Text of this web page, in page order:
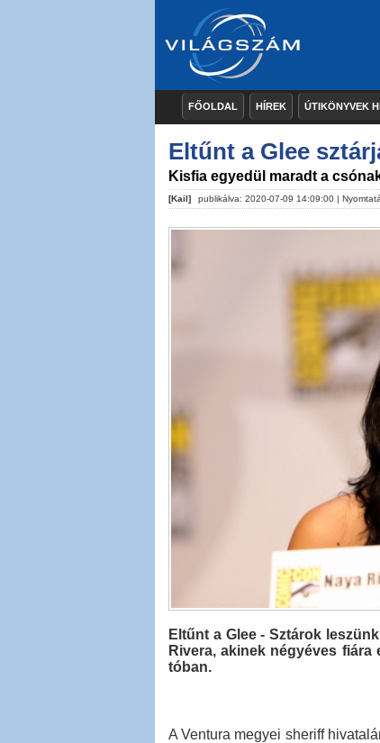
FŐOLDAL HÍREK ÚTIKÖNYVEK
Eltűnt a Glee
Kisfia egyedül maradt a
[Kail] publikálva: 2020-07-09 14:09:00 |
Eltűnt a Glee - Sztárok
Rivera, akinek négyéves
tóban.
A Ventura megyei sheriff